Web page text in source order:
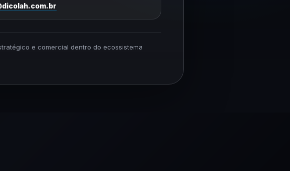
e comercial dentro do ecossistema